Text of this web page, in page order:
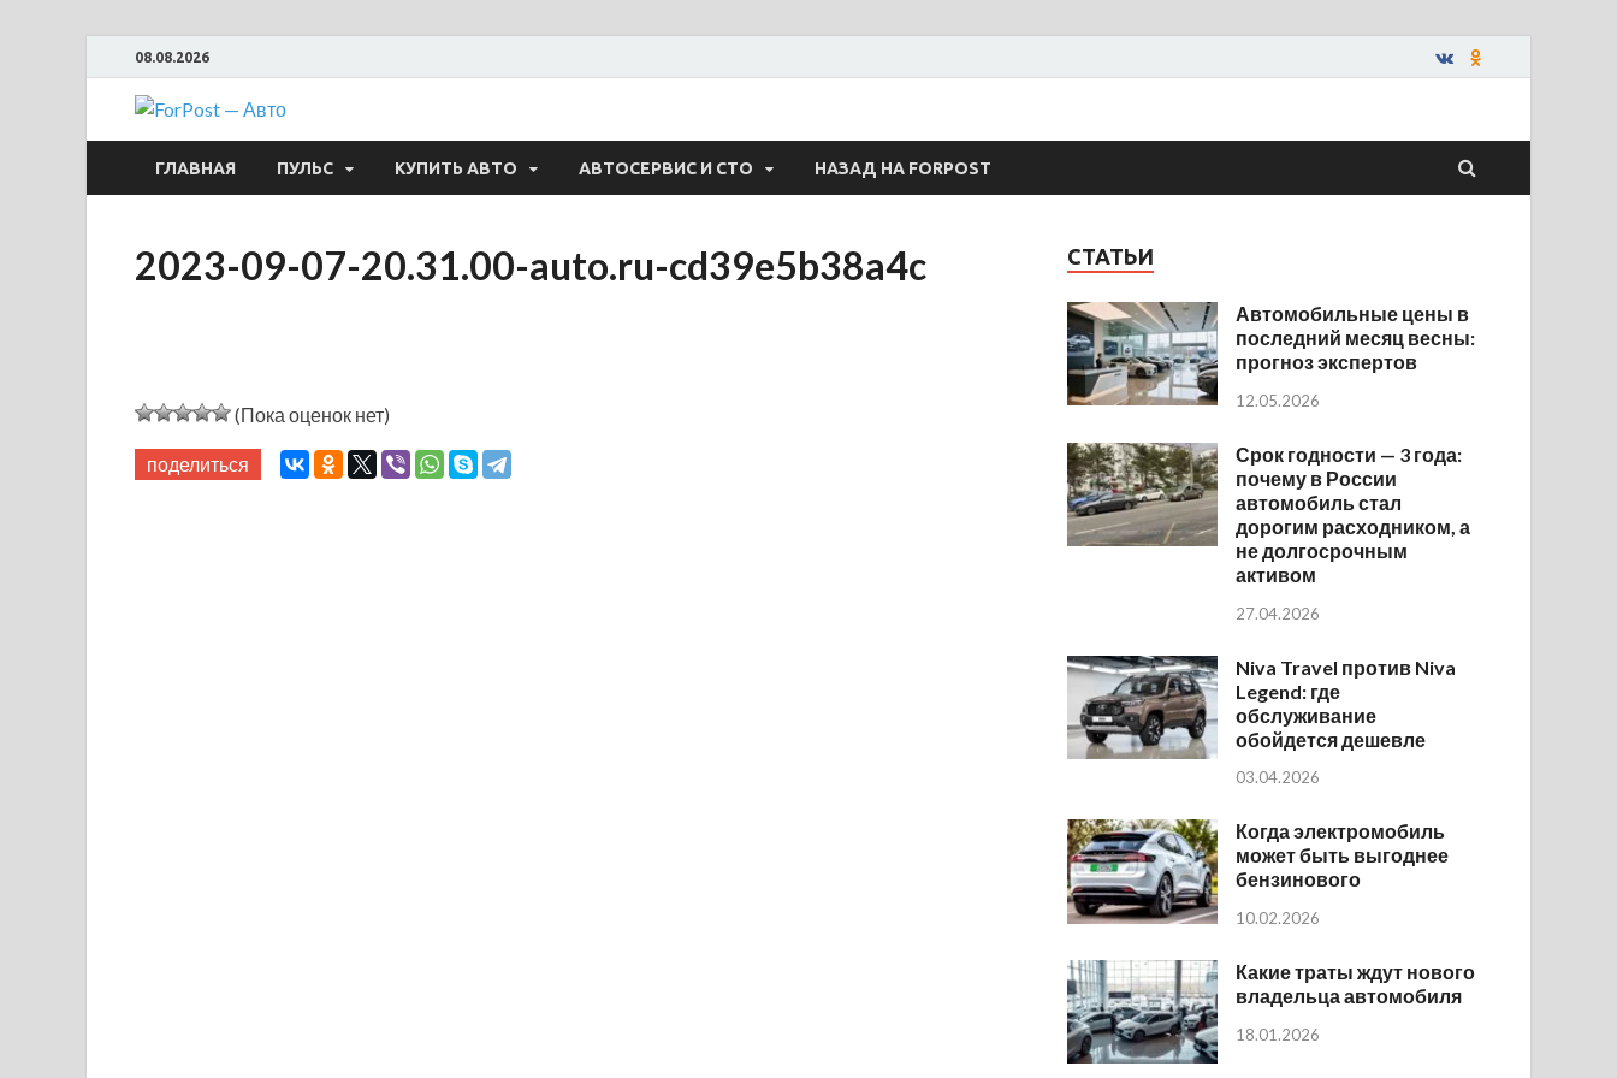
08.08.2026
ForPost — Авто
ГЛАВНАЯ ПУЛЬС КУПИТЬ АВТО АВТОСЕРВИС И СТО НАЗАД НА FORPOST
2023-09-07-20.31.00-auto.ru-cd39e5b38a4c
(Пока оценок нет)
поделиться
СТАТЬИ
Автомобильные цены в
последний месяц весны:
прогноз экспертов
12.05.2026
Срок годности — 3 года:
почему в России
автомобиль стал
дорогим расходником, а
не долгосрочным
активом
27.04.2026
Niva Travel против Niva
Legend: где
обслуживание
обойдется дешевле
03.04.2026
Когда электромобиль
может быть выгоднее
бензинового
10.02.2026
Какие траты ждут нового
владельца автомобиля
18.01.2026